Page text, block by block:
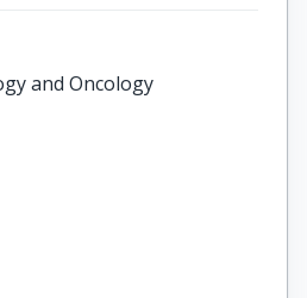
and Oncology